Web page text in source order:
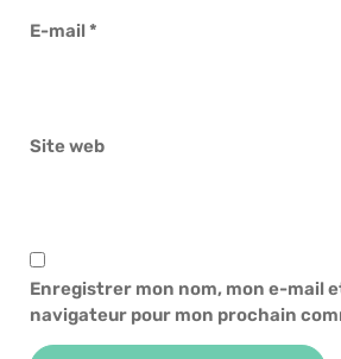
E-mail*
Site web
Enregistrer mon nom, mon e-mail
navigateur pour mon prochain